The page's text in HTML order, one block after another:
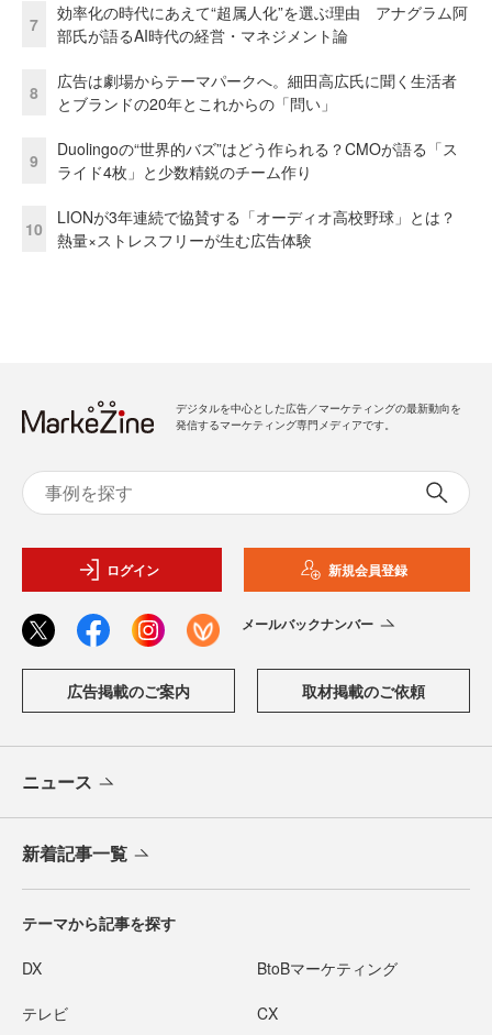
7
効率化の時代にあえて“超属人化”を選ぶ理由 アナグラム阿
部氏が語るAI時代の経営・マネジメント論
8
広告は劇場からテーマパークへ。細田高広氏に聞く生活者
とブランドの20年とこれからの「問い」
9
Duolingoの“世界的バズ”はどう作られる？CMOが語る「ス
ライド4枚」と少数精鋭のチーム作り
10
LIONが3年連続で協賛する「オーディオ高校野球」とは？
熱量×ストレスフリーが生む広告体験
デジタルを中心とした広告／マーケティングの最新動向を
発信するマーケティング専門メディアです。
ログイン 新規会員登録
メールバックナンバー
広告掲載のご案内 取材掲載のご依頼
ニュース
新着記事一覧
テーマから記事を探す
DX BtoBマーケティング
テレビ CX